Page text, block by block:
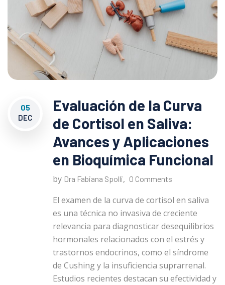
05
DEC
Evaluación de la Curva
de Cortisol en Saliva:
Avances y Aplicaciones
en Bioquímica Funcional
by Dra Fabiana Spolli, 0 Comments
El examen de la curva de cortisol en saliva
es una técnica no invasiva de creciente
relevancia para diagnosticar desequilibrios
hormonales relacionados con el estrés y
trastornos endocrinos, como el síndrome
de Cushing y la insuficiencia suprarrenal.
Estudios recientes destacan su efectividad y